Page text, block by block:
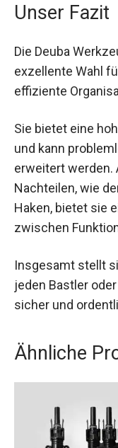
Unser Fazit
Die Deuba
exzellente Wahl
effiziente
Sie bietet eine
und kann
erweitert werden.
Nachteilen, wie
Haken, bietet sie
zwischen
Insgesamt stellt
jeden Bastler
sicher und
Ähnliche